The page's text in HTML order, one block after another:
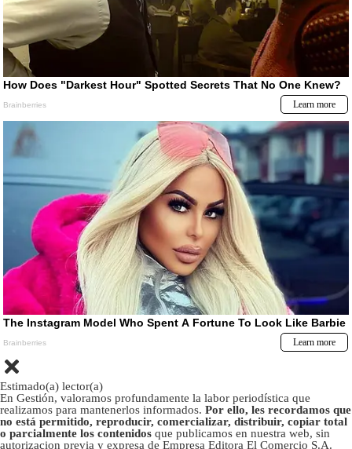
Estimado(a) lector(a)
En Gestión, valoramos profundamente la labor periodística que
realizamos para mantenerlos informados. Por ello, les recordamos que
no está permitido, reproducir, comercializar, distribuir, copiar total
o parcialmente los contenidos que publicamos en nuestra web, sin
autorizacion previa y expresa de Empresa Editora El Comercio S.A.